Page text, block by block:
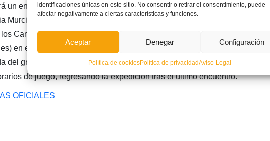
identificaciones únicas en este sitio. No consentir o retirar el consentimiento, puede
afectar negativamente a ciertas características y funciones.
Aceptar Denegar Configuración
Política de cookiesPolítica de privacidadAviso Legal
un entrenamiento de ambas selecciones hasta las 12:30 horas, en que
Murcia, donde ya quedarán alojados al mediodía. El lunes, día 28, ambas
Campeonatos de España ante la Selección de Canarias a las 10:00
en el Campo Municipal ‘José Barnés’. Los valencianos se enfrentarán a
del grupo el martes, día 29, ante los anfitriones, Región de Murcia, con
de juego, regresando la expedición tras el último encuentro.
OFICIALES